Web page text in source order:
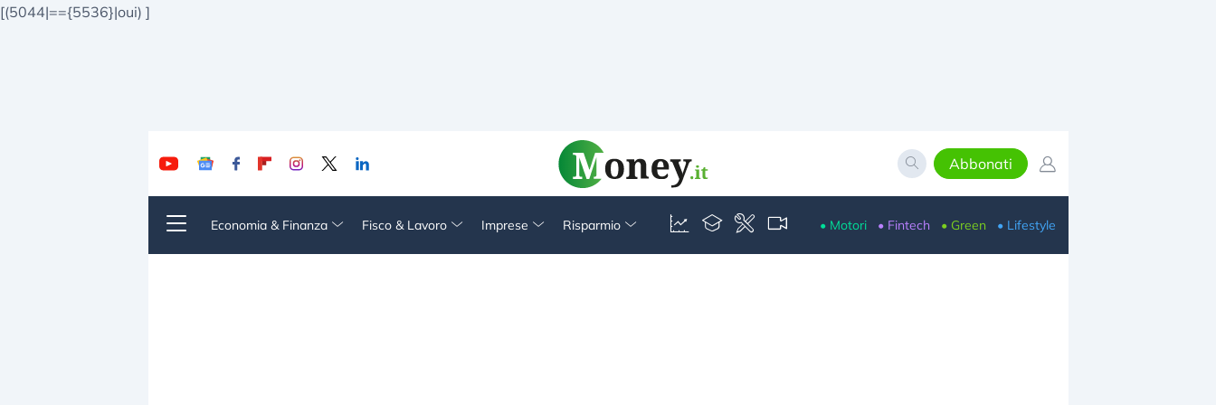
[(5044|=={5536}|oui) ]
Abbonati
Economia & Finanza Fisco & Lavoro Imprese Risparmio • Motori • Fintech • Green • Lifestyle